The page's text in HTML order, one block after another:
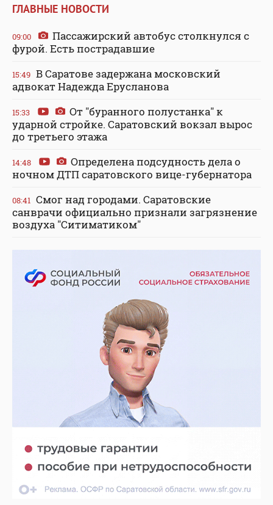
ГЛАВНЫЕ НОВОСТИ
09:00
Пассажирский автобус столкнулся с
фурой. Есть пострадавшие
15:49 В Саратове задержана московский
адвокат Надежда Ерусланова
15:33
От "буранного полустанка" к
ударной стройке. Саратовский вокзал вырос
до третьего этажа
14:48
Определена подсудность дела о
ночном ДТП саратовского вице-губернатора
08:41 Смог над городами. Саратовские
санврачи официально признали загрязнение
воздуха "Ситиматиком"